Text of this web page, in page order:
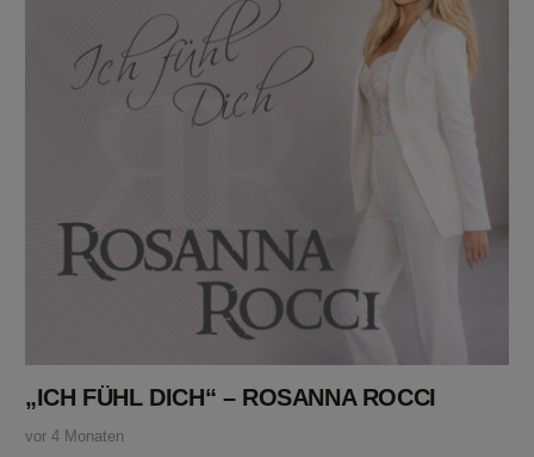
„ICH FÜHL DICH“ – ROSANNA ROCCI
vor 4 Monaten